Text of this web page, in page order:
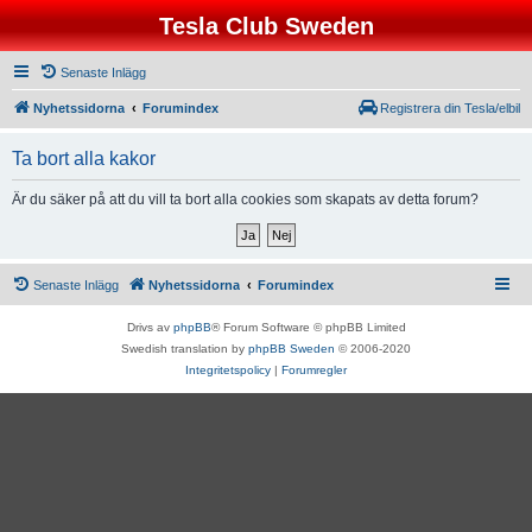
Tesla Club Sweden
Senaste Inlägg
Nyhetssidorna Forumindex Registrera din Tesla/elbil
Ta bort alla kakor
Är du säker på att du vill ta bort alla cookies som skapats av detta forum?
Senaste Inlägg Nyhetssidorna Forumindex
Drivs av phpBB® Forum Software © phpBB Limited
Swedish translation by phpBB Sweden © 2006-2020
Integritetspolicy | Forumregler